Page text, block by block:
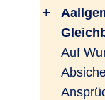
Auf